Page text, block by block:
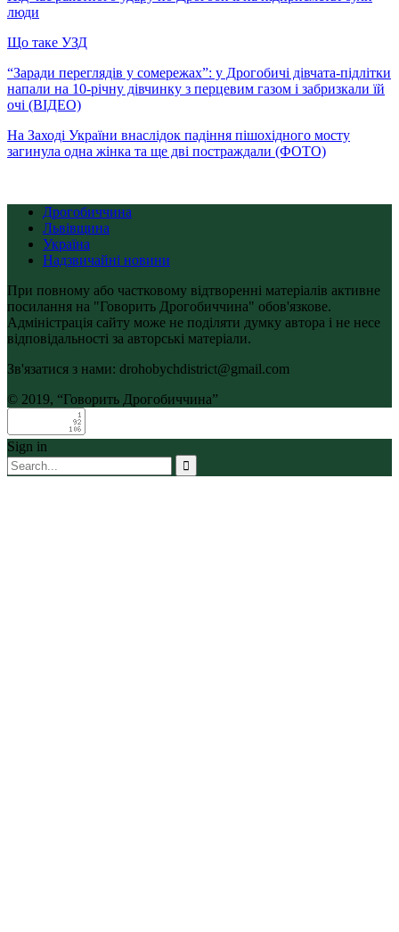
люди
Що таке УЗД
“Заради переглядів у сомережах”: у Дрогобичі дівчата-підлітки
напали на 10-річну дівчинку з перцевим газом і забризкали їй
очі (ВІДЕО)
На Заході України внаслідок падіння пішохідного мосту
загинула одна жінка та ще дві постраждали (ФОТО)
Дрогобиччина
Львівщина
Україна
Надзвичайні новини
При повному або частковому відтворенні матеріалів активне
посилання на "Говорить Дрогобиччина" обов'язкове.
Адміністрація сайту може не поділяти думку автора і не несе
відповідальності за авторські матеріали.
Зв'язатися з нами: drohobychdistrict@gmail.com
© 2019, “Говорить Дрогобиччина”
Sign in